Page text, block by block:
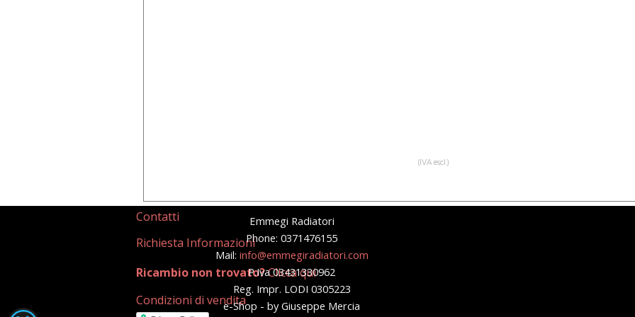
(IVA escl.)
Contatti
Emmegi Radiatori
Phone: 0371476155
Mail: info@emmegiradiatori.com
P.Iva 03431330962
Reg. Impr. LODI 0305223
e-Shop - by Giuseppe Mercia
Richiesta Informazioni
Ricambio non trovato?Clicca qui
Condizioni di vendita